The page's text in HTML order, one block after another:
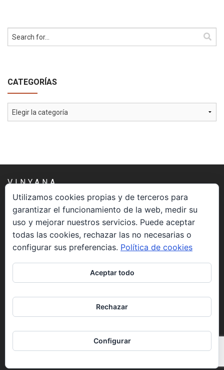
CATEGORÍAS
Categorías
VINYANA
Una asociación constituida sin ánimo de lucro cuya misión
es atender los aspectos espirituales relacionados con el
proceso vivir el morir.
REDES SOCIALES
Utilizamos cookies propias y de terceros para
garantizar el funcionamiento de la web, medir su
uso y mejorar nuestros servicios. Puede aceptar
todas las cookies, rechazar las no necesarias o
configurar sus preferencias. Política de cookies
Aceptar todo
Rechazar
Configurar